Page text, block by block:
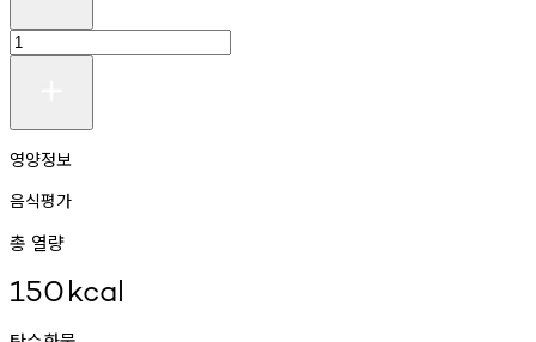
영양정보
음식평가
총 열량
150kcal